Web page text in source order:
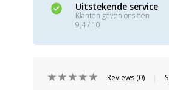
Uitstekende service
Klanten geven ons een
9,4 / 10
Reviews (0)